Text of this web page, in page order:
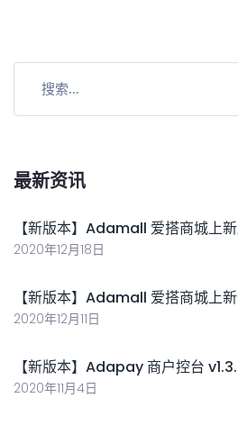
最新资讯
【新版本】Adamall 爱搭商城上新
2020年12月18日
【新版本】Adamall 爱搭商城上新
2020年12月11日
【新版本】Adapay 商户控台
2020年11月4日